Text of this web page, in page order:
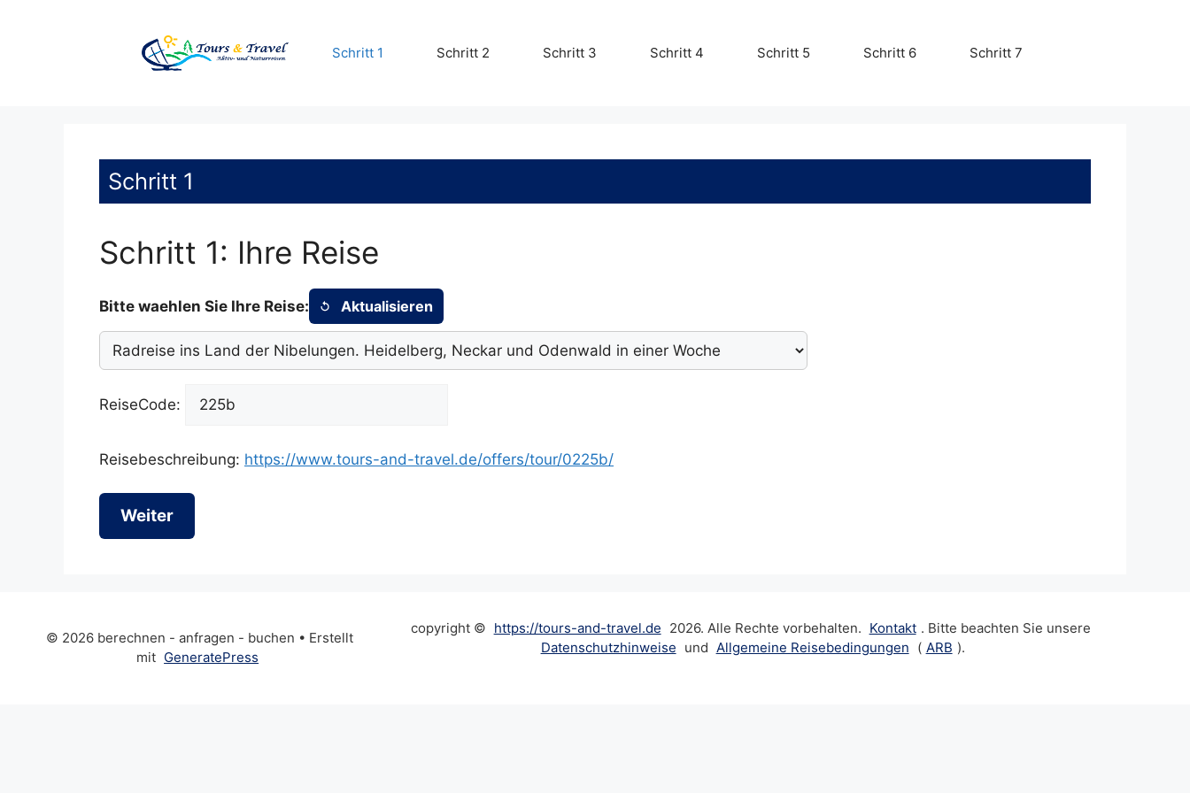
Schritt 1 Schritt 2 Schritt 3 Schritt 4 Schritt 5 Schritt 6 Schritt 7
Schritt 1
Schritt 1: Ihre Reise
Bitte waehlen Sie Ihre Reise: Aktualisieren
ReiseCode:
Reisebeschreibung: https://www.tours-and-travel.de/offers/tour/0225b/
Weiter
copyright © https://tours-and-travel.de 2026. Alle Rechte vorbehalten. Kontakt . Bitte beachten Sie unsere
Datenschutzhinweise und Allgemeine Reisebedingungen ( ARB ).
© 2026 berechnen - anfragen - buchen • Erstellt
mit GeneratePress